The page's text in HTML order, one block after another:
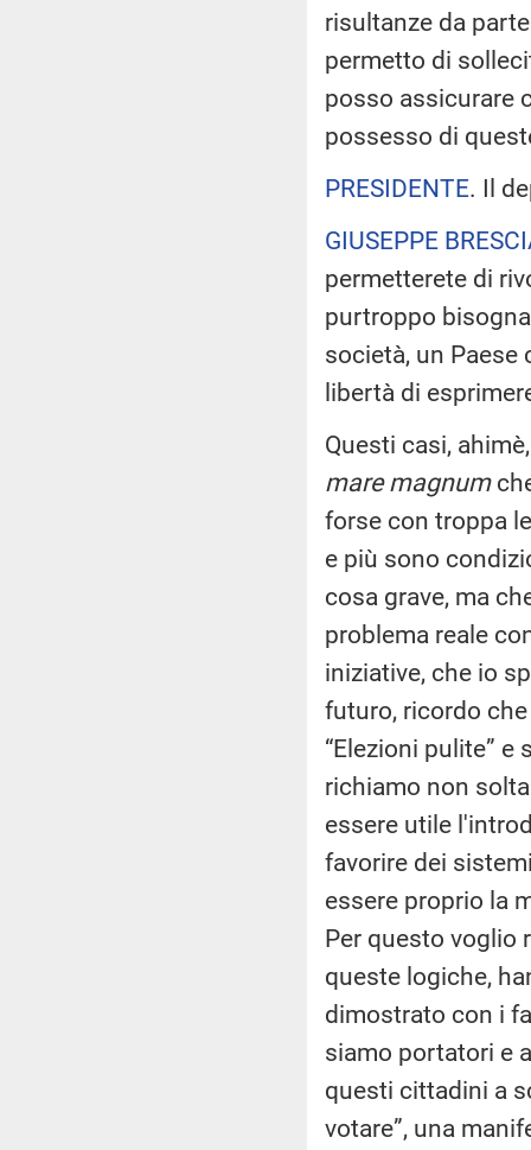
risultanze da
permetto di
posso assicurare
possesso di
PRESIDENTE. Il
GIUSEPPE
permetterete di
purtroppo
società, un Paese
libertà di
Questi casi,
mare magnum
forse con troppa
e più sono
cosa grave, ma
problema reale
iniziative, che io
futuro, ricordo
“Elezioni pulite”
richiamo non
essere utile
favorire dei
essere proprio la
Per questo voglio
queste logiche,
dimostrato con i
siamo portatori e
questi cittadini a
votare”, una